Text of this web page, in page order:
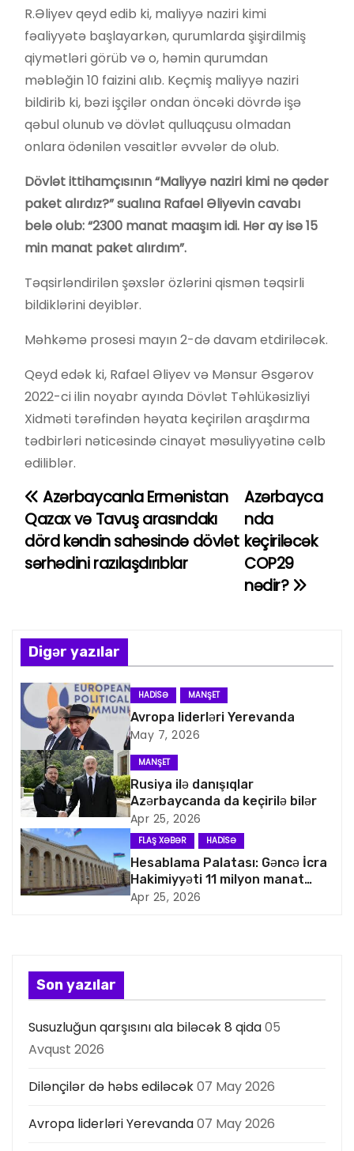
R.Əliyev qeyd edib ki, maliyyə naziri kimi
fəaliyyətə başlayarkən, qurumlarda şişirdilmiş
qiymətləri görüb və o, həmin qurumdan
məbləğin 10 faizini alıb. Keçmiş maliyyə naziri
bildirib ki, bəzi işçilər ondan öncəki dövrdə işə
qəbul olunub və dövlət qulluqçusu olmadan
onlara ödənilən vəsaitlər əvvələr də olub.
Dövlət ittihamçısının “Maliyyə naziri kimi nə qədər
paket alırdız?” sualına Rafael Əliyevin cavabı
belə olub: “2300 manat maaşım idi. Hər ay isə 15
min manat paket alırdım”.
Təqsirləndirilən şəxslər özlərini qismən təqsirli
bildiklərini deyiblər.
Məhkəmə prosesi mayın 2-də davam etdiriləcək.
Qeyd edək ki, Rafael Əliyev və Mənsur Əsgərov
2022-ci ilin noyabr ayında Dövlət Təhlükəsizliyi
Xidməti tərəfindən həyata keçirilən araşdırma
tədbirləri nəticəsində cinayət məsuliyyətinə cəlb
ediliblər.
Y
a
z
n
a
v
i
q
a
s
i
y
s
ı
Azərbayca
nda
keçiriləcək
COP29
nədir?
Azərbaycanla Ermənistan
Qazax və Tavuş arasındakı
dörd kəndin sahəsində dövlət
sərhədini razılaşdırıblar
Digər yazılar
HADISƏ MANŞET
Avropa liderləri Yerevanda
May 7, 2026
MANŞET
Rusiya ilə danışıqlar
Azərbaycanda da keçirilə bilər
Apr 25, 2026
FLAŞ XƏBƏR HADISƏ
Hesablama Palatası: Gəncə İcra
Hakimiyyəti 11 milyon manat
artıq xərcləyib
Apr 25, 2026
Son yazılar
Susuzluğun qarşısını ala biləcək 8 qida05
Avqust 2026
Dilənçilər də həbs ediləcək07 May 2026
Avropa liderləri Yerevanda07 May 2026